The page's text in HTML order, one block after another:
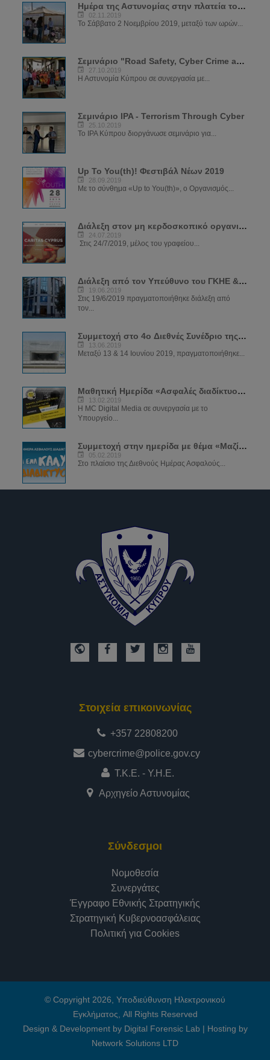
Ημέρα της Αστυνομίας στην πλατεία του μεσαιωνικού κάστρου
02.11.2019
Το Σάββατο 2 Νοεμβρίου 2019, μεταξύ των ωρών...
Σεμινάριο "Road Safety, Cyber Crime and Crime Prevention"
27.10.2019
Η Αστυνομία Κύπρου σε συνεργασία με...
Σεμινάριο IPA - Terrorism Through Cyber
25.10.2019
Το IPA Κύπρου διοργάνωσε σεμινάριο για...
Up To You(th)! Φεστιβάλ Νέων 2019
28.09.2019
Με το σύνθημα «Up to You(th)», ο Οργανισμός...
Διάλεξη στον μη κερδοσκοπικό οργανισμό CARIDAS
24.07.2019
Στις 24/7/2019, μέλος του γραφείου...
Διάλεξη από τον Υπεύθυνο του ΓΚΗΕ & ΔΕΗΔ στα κεντρικά γραφεία ΔΗΣΥ
19.06.2019
Στις 19/6/2019 πραγματοποιήθηκε διάλεξη από
τον...
Συμμετοχή στο 4ο Διεθνές Συνέδριο της Αστυνομίας
13.06.2019
Μεταξύ 13 & 14 Ιουνίου 2019, πραγματοποιήθηκε...
Μαθητική Ημερίδα «Ασφαλές διαδίκτυο για όλους»
13.02.2019
Η MC Digital Media σε συνεργασία με το
Υπουργείο...
Συμμετοχή στην ημερίδα με θέμα «Μαζί για ένα καλύτερο διαδίκτυο»
05.02.2019
Στο πλαίσιο της Διεθνούς Ημέρας Ασφαλούς...
Στοιχεία επικοινωνίας
+357 22808200
cybercrime@police.gov.cy
Τ.Κ.Ε. - Υ.Η.Ε.
Αρχηγείο Αστυνομίας
Σύνδεσμοι
Νομοθεσία
Συνεργάτες
Έγγραφο Εθνικής Στρατηγικής
Στρατηγική Κυβερνοασφάλειας
Πολιτική για Cookies
© Copyright 2026, Υποδιεύθυνση Ηλεκτρονικού
Εγκλήματος, All Rights Reserved
Design & Development by Digital Forensic Lab | Hosting by
Network Solutions LTD